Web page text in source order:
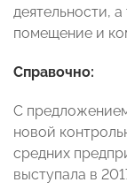
деятельности,
помещение и
Справочно:
С
новой
средних
выступала в